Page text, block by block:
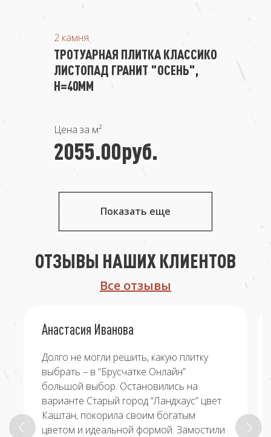
2 камня
ТРОТУАРНАЯ ПЛИТКА КЛАССИКО
ЛИСТОПАД ГРАНИТ "ОСЕНЬ",
Н=40ММ
Цена за м²
2055.00руб.
Показать еще
ОТЗЫВЫ НАШИХ КЛИЕНТОВ
Все отзывы
Анастасия Иванова
Долго не могли решить, какую плитку
выбрать – в “Брусчатке Онлайн”
большой выбор. Остановились на
варианте Старый город “Ландхаус” цвет
Каштан, покорила своим богатым
цветом и идеальной формой. Замостили